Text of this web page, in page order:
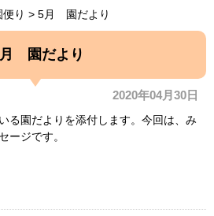
り > 5月 園だより
園だより
2020年04月30日
る園だよりを添付します。今回は、み
ージです。